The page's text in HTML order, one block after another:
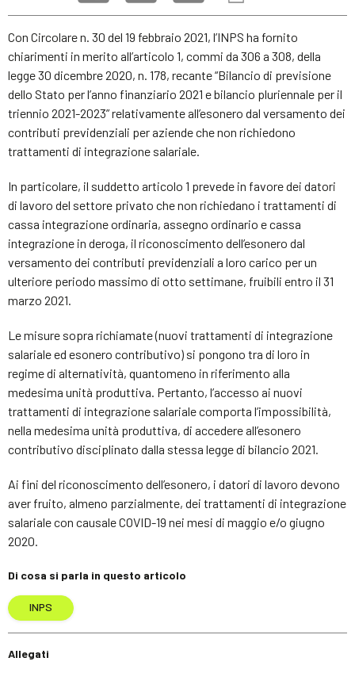
Con Circolare n. 30 del 19 febbraio 2021, l’INPS ha fornito
chiarimenti in merito all’articolo 1, commi da 306 a 308, della
legge 30 dicembre 2020, n. 178, recante “Bilancio di previsione
dello Stato per l’anno finanziario 2021 e bilancio pluriennale per il
triennio 2021-2023” relativamente all’esonero dal versamento dei
contributi previdenziali per aziende che non richiedono
trattamenti di integrazione salariale.
In particolare, il suddetto articolo 1 prevede in favore dei datori
di lavoro del settore privato che non richiedano i trattamenti di
cassa integrazione ordinaria, assegno ordinario e cassa
integrazione in deroga, il riconoscimento dell’esonero dal
versamento dei contributi previdenziali a loro carico per un
ulteriore periodo massimo di otto settimane, fruibili entro il 31
marzo 2021.
Le misure sopra richiamate (nuovi trattamenti di integrazione
salariale ed esonero contributivo) si pongono tra di loro in
regime di alternatività, quantomeno in riferimento alla
medesima unità produttiva. Pertanto, l’accesso ai nuovi
trattamenti di integrazione salariale comporta l’impossibilità,
nella medesima unità produttiva, di accedere all’esonero
contributivo disciplinato dalla stessa legge di bilancio 2021.
Ai fini del riconoscimento dell’esonero, i datori di lavoro devono
aver fruito, almeno parzialmente, dei trattamenti di integrazione
salariale con causale COVID-19 nei mesi di maggio e/o giugno
2020.
Di cosa si parla in questo articolo
INPS
Allegati